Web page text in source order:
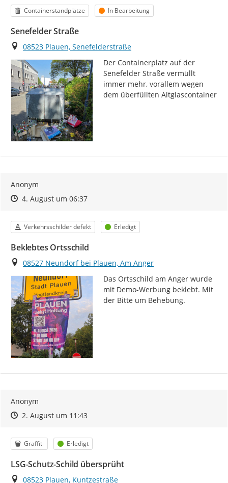
Kategorie
Containerstandplätze Status
In Bearbeitung
Senefelder Straße
Ort
08523 Plauen, Senefelderstraße
Der Containerplatz auf der
Senefelder Straße vermüllt
immer mehr, vorallem wegen
dem überfüllten Altglascontainer
Anonym
Zeitpunkt des Erstellens
Zeitpunkt des Erstellens
4. August um 06:37Zur Äußerung
Kategorie
Verkehrsschilder defekt Status
Erledigt
Beklebtes Ortsschild
Ort
08527 Neundorf bei Plauen, Am Anger
Das Ortsschild am Anger wurde
mit Demo-Werbung beklebt. Mit
der Bitte um Behebung.
Anonym
Zeitpunkt des Erstellens
Zeitpunkt des Erstellens
2. August um 11:43Zur Äußerung
Kategorie
Graffiti Status
Erledigt
LSG-Schutz-Schild übersprüht
Ort
08523 Plauen, Kuntzestraße